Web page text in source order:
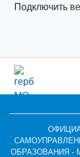
Подключить
ОБРАЗОВАНИЯ -